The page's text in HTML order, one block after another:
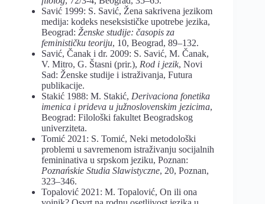
Savić 1999: S. Savić, Žena sakrivena jezikom
medija: kodeks neseksističke upotrebe jezika,
Beograd: Ženske studije: časopis za
feminističku teoriju, 10, Beograd, 89–132.
Savić, Čanak i dr. 2009: S. Savić, M. Čanak,
V. Mitro, G. Štasni (prir.), Rod i jezik, Novi
Sad: Ženske studije i istraživanja, Futura
publikacije.
Stakić 1988: M. Stakić, Derivaciona fonetika
imenica i prideva u južnoslovenskim jezicima,
Beograd: Filološki fakultet Beogradskog
univerziteta.
Tomić 2021: S. Tomić, Neki metodološki
problemi u savremenom istraživanju socijalnih
femininativa u srpskom jeziku, Poznan:
Poznańskie Studia Slawistyczne, 20, Poznan,
323–346.
Topalović 2021: M. Topalović, On ili ona